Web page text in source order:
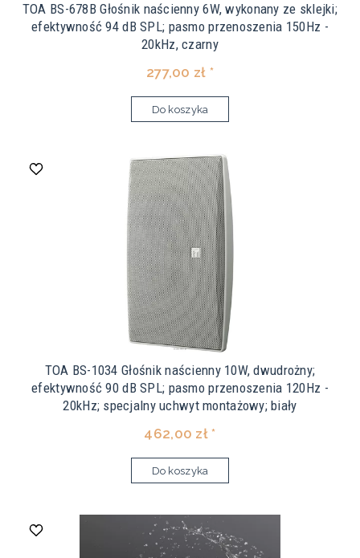
TOA BS-678B Głośnik naścienny 6W, wykonany ze sklejki;
efektywność 94 dB SPL; pasmo przenoszenia 150Hz -
20kHz, czarny
277,00 zł *
Do koszyka
TOA BS-1034 Głośnik naścienny 10W, dwudrożny;
efektywność 90 dB SPL; pasmo przenoszenia 120Hz -
20kHz; specjalny uchwyt montażowy; biały
462,00 zł *
Do koszyka